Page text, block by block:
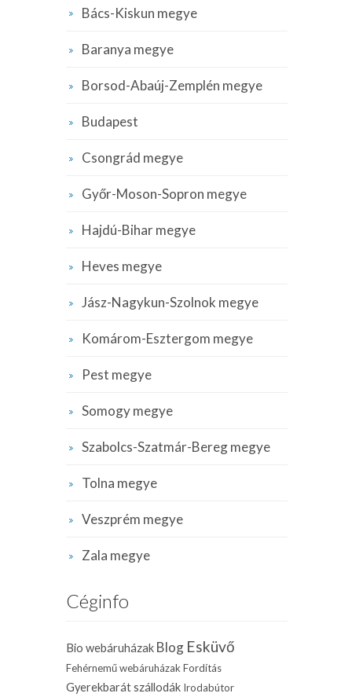
Bács-Kiskun megye
Baranya megye
Borsod-Abaúj-Zemplén megye
Budapest
Csongrád megye
Győr-Moson-Sopron megye
Hajdú-Bihar megye
Heves megye
Jász-Nagykun-Szolnok megye
Komárom-Esztergom megye
Pest megye
Somogy megye
Szabolcs-Szatmár-Bereg megye
Tolna megye
Veszprém megye
Zala megye
Céginfo
Bio webáruházak Blog Esküvő
Fehérnemű webáruházakFordítás
Gyerekbarát szállodák Irodabútor